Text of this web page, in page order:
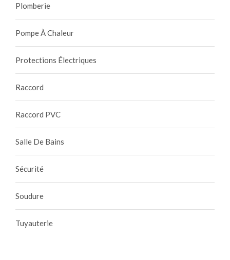
Plomberie
Pompe À Chaleur
Protections Électriques
Raccord
Raccord PVC
Salle De Bains
Sécurité
Soudure
Tuyauterie